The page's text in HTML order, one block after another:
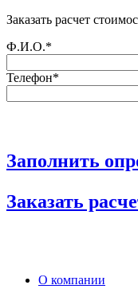
Заказать расчет
Ф.И.О.*
Телефон*
Заполнить
Заказать
О компании